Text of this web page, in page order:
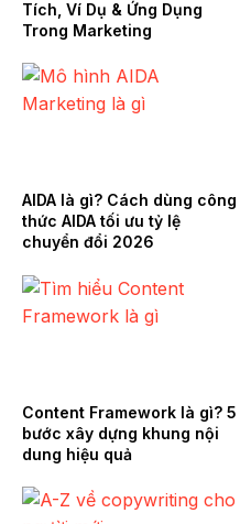
Tích, Ví Dụ & Ứng Dụng
Trong Marketing
AIDA là gì? Cách dùng công
thức AIDA tối ưu tỷ lệ
chuyển đổi 2026
Content Framework là gì? 5
bước xây dựng khung nội
dung hiệu quả